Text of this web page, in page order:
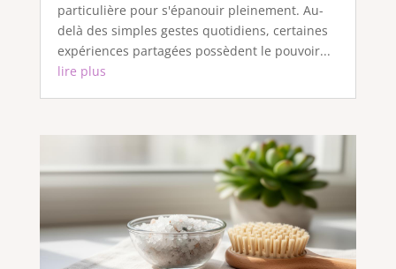
particulière pour s'épanouir pleinement. Au-
delà des simples gestes quotidiens, certaines
expériences partagées possèdent le pouvoir...
lire plus